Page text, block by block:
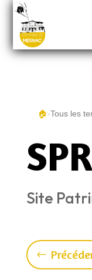
🏠›Tous les
SPR
Site